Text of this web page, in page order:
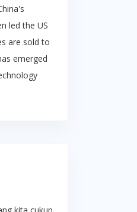
led the US
are sold to
emerged